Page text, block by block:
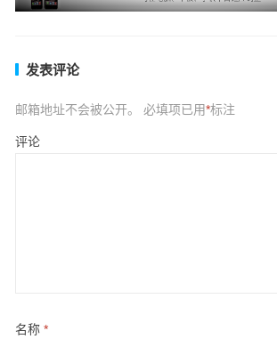
发表评论
邮箱地址不会被公开。 必填项已用*标注
评论
名称 *